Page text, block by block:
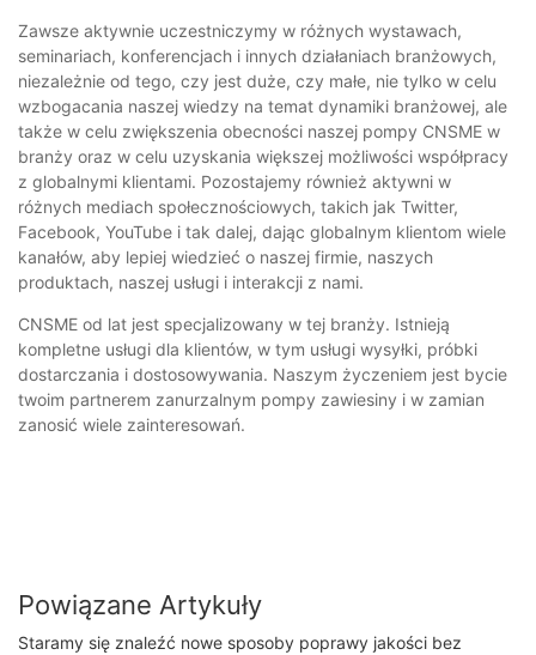
Zawsze aktywnie uczestniczymy w różnych wystawach,
seminariach, konferencjach i innych działaniach branżowych,
niezależnie od tego, czy jest duże, czy małe, nie tylko w celu
wzbogacania naszej wiedzy na temat dynamiki branżowej, ale
także w celu zwiększenia obecności naszej pompy CNSME w
branży oraz w celu uzyskania większej możliwości współpracy
z globalnymi klientami. Pozostajemy również aktywni w
różnych mediach społecznościowych, takich jak Twitter,
Facebook, YouTube i tak dalej, dając globalnym klientom wiele
kanałów, aby lepiej wiedzieć o naszej firmie, naszych
produktach, naszej usługi i interakcji z nami.
CNSME od lat jest specjalizowany w tej branży. Istnieją
kompletne usługi dla klientów, w tym usługi wysyłki, próbki
dostarczania i dostosowywania. Naszym życzeniem jest bycie
twoim partnerem zanurzalnym pompy zawiesiny i w zamian
zanosić wiele zainteresowań.
Powiązane Artykuły
Staramy się znaleźć nowe sposoby poprawy jakości bez